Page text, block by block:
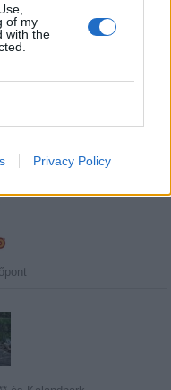
of my
with the
Privacy Policy
helyet!